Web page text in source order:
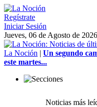
Regístrate
Iniciar Sesión
Jueves, 06 de Agosto de
La Noción | Un segundo
este martes...
Noticias más